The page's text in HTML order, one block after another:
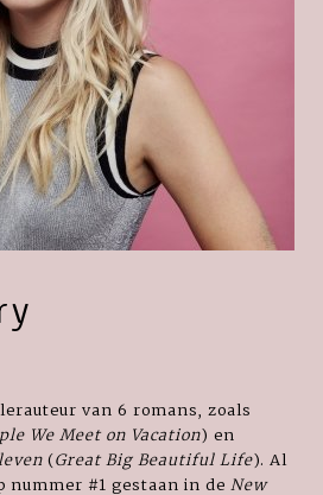
van 6 romans, zoals
We Meet on Vacation) en
(Great Big Beautiful Life). Al
nummer #1 gestaan in de New